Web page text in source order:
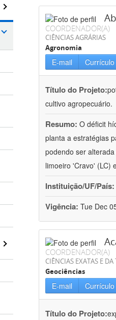
COORDENADOR(A)
CIÊNCIAS AGRÁRIAS
Agronomia
E-mail Currículo
Título do Projeto:
cultivo agropecuário.
Resumo: O déficit
planta a estratégias
podendo ser
limoeiro 'Cravo' (LC)
Instituição/UF/País:
Vigência: Tue Dec
COORDENADOR(A)
CIÊNCIAS EXATAS E DA
Geociências
E-mail Currículo
Título do Projeto: